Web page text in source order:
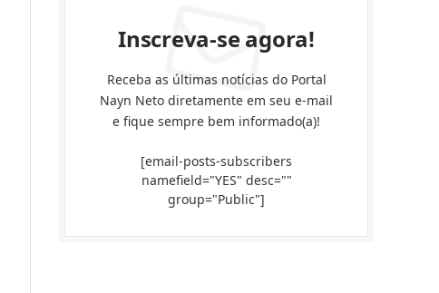
Inscreva-se agora!
Receba as últimas notícias do Portal
Nayn Neto diretamente em seu e-mail
e fique sempre bem informado(a)!
[email-posts-subscribers
namefield="YES" desc=""
group="Public"]